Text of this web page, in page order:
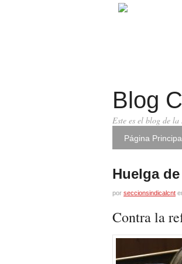
Blog
Este es el blog de
Página
Huelga
por seccionsindicalcnt
Contra la